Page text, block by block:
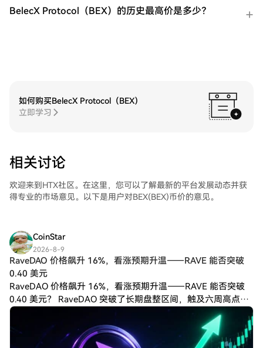
货市场轻松交易ProShares 两倍做多短期 VIX
期货ETF（UVXY)。访问您的账户，选择您的
BelecX Protocol（BEX）的历史最高价是多少？
如何购买BelecX Protocol（BEX）
立即学习
相关讨论
欢迎来到HTX社区。在这里，您可以了解最新的平台发展动态并获
得专业的市场意见。以下是用户对BEX(BEX)币价的意见。
CoinStar
2026-8-9
RaveDAO 价格飙升 16%，看涨预期升温——RAVE 能否突破
0.40 美元
RaveDAO 价格飙升 16%，看涨预期升温——RAVE 能否突破
0.40 美元？ RaveDAO 突破了长期盘整区间，触及六周高点
0.369 美元。 RaveDAO (RAVE) 已突破长期盘